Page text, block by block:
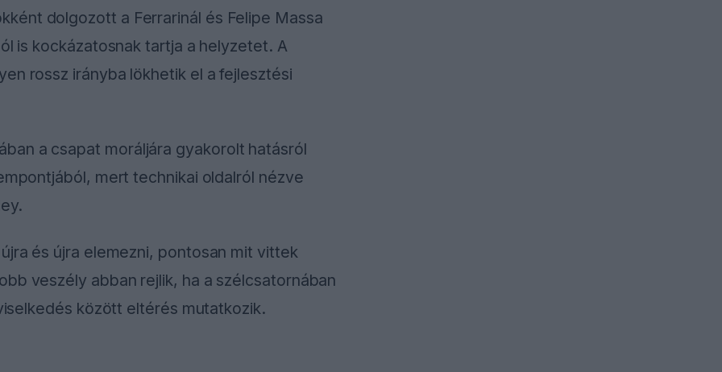
dolgozott a Ferrarinál és Felipe Massa
is kockázatosnak tartja a helyzetet. A
rossz irányba lökhetik el a fejlesztési
a csapat moráljára gyakorolt hatásról
mert technikai oldalról nézve
és újra elemezni, pontosan mit vittek
veszély abban rejlik, ha a szélcsatornában
között eltérés mutatkozik.